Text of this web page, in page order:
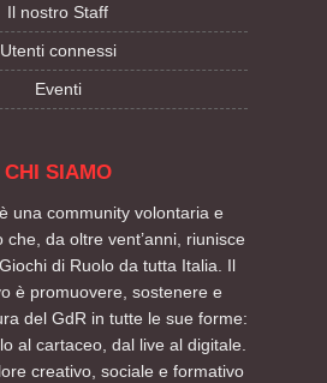
Il nostro Staff
Utenti connessi
Eventi
CHI SIAMO
una community volontaria e
che, da oltre vent’anni, riunisce
di Ruolo da tutta Italia. Il
è promuovere, sostenere e
del GdR in tutte le sue forme:
al cartaceo, dal live al digitale.
creativo, sociale e formativo